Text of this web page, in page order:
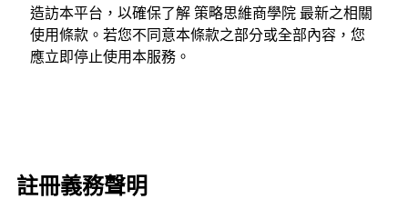
造訪本平台，以確保了解 策略思維商學院 最新之相關
使用條款。若您不同意本條款之部分或全部內容，您
應立即停止使用本服務。
註冊義務聲明